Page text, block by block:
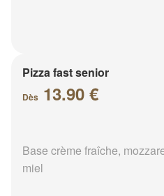
Pizza fast senior
Dès 13.90 €
Base crème fraîche,
miel